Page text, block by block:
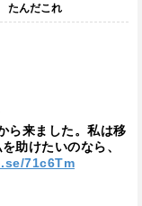
たんだこれ
ら来ました。私は移
助けたいのなら、
71c6Tm